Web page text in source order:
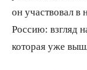
он участвовал в
Россию: взгляд
которая уже